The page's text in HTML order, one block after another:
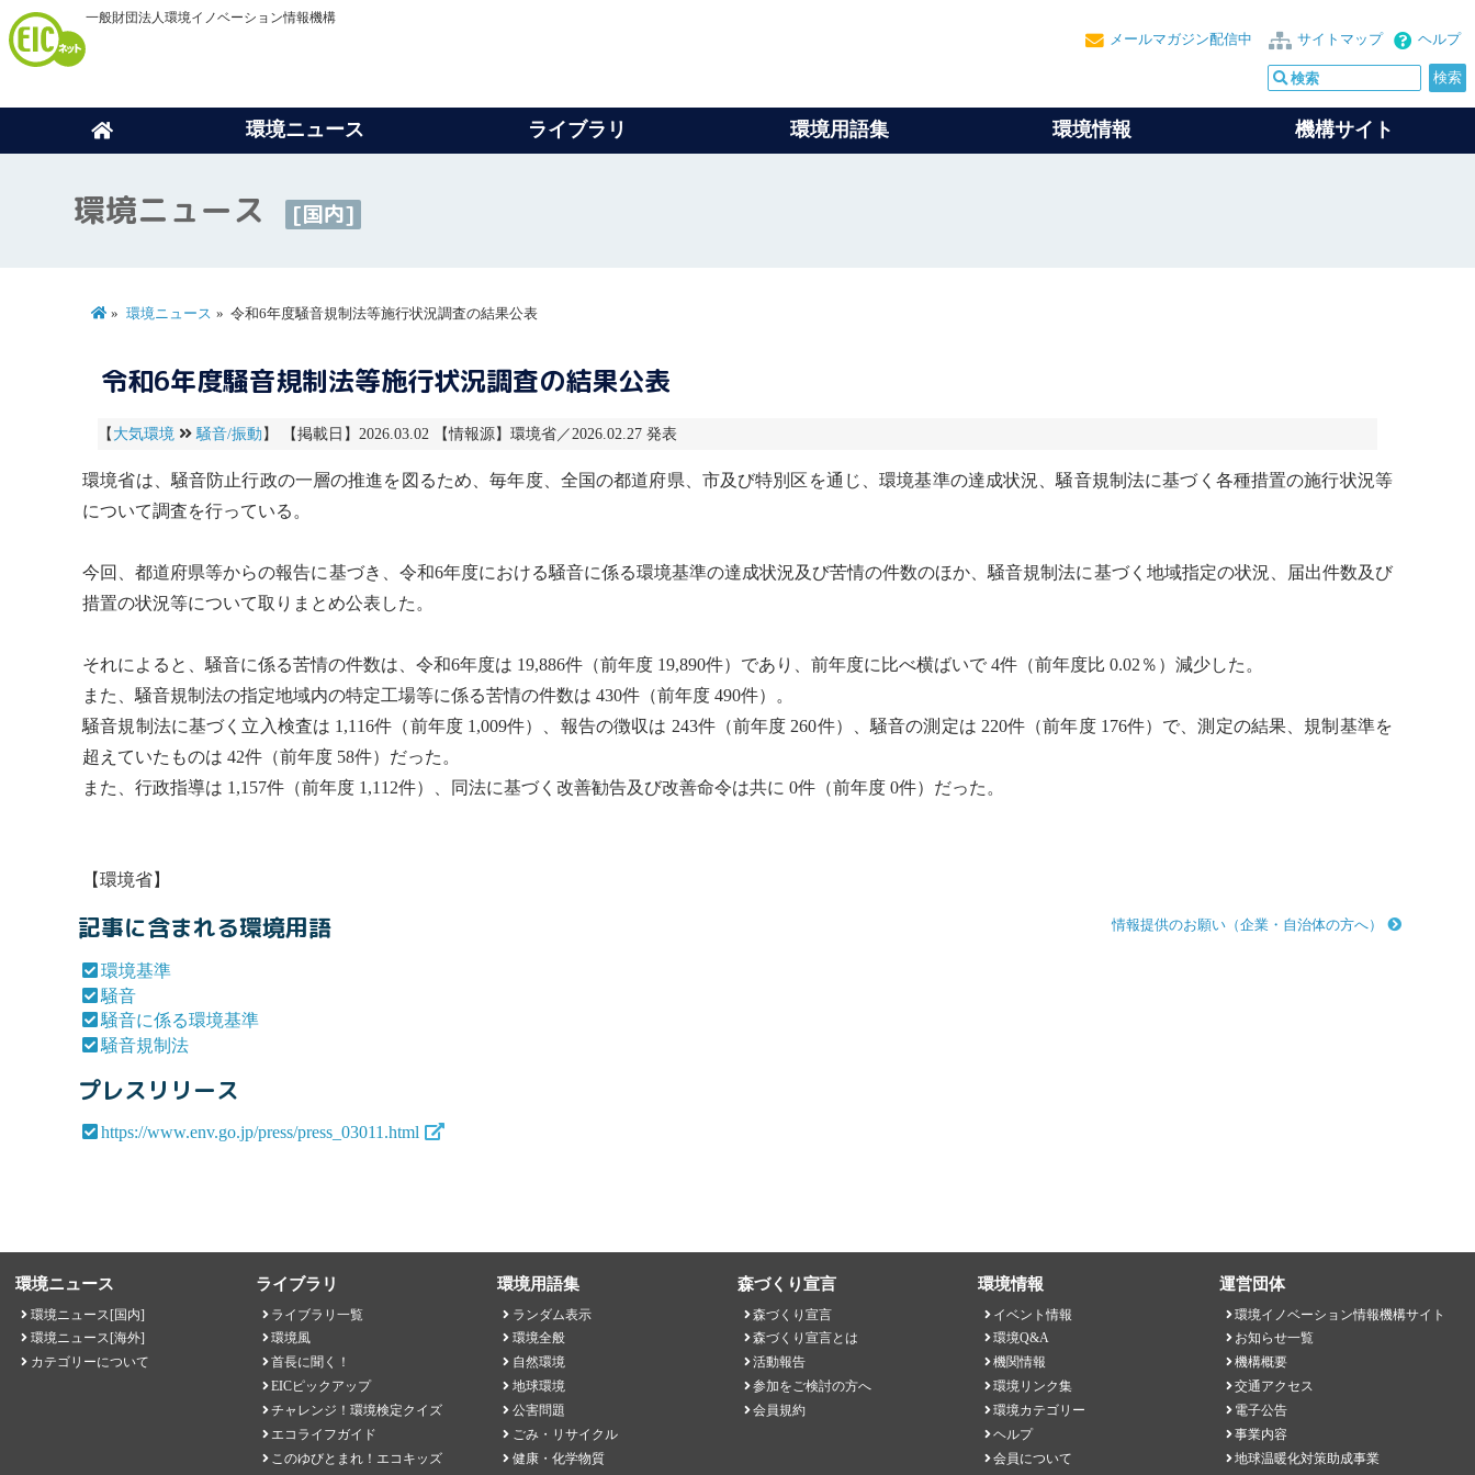
一般財団法人環境イノベーション情報機構
ヘルプ
サイトマップ
メールマガジン配信中
環境ニュース ライブラリ 環境用語集 環境情報 機構サイト
環境ニュース [国内]
環境ニュース 令和6年度騒音規制法等施行状況調査の結果公表
令和6年度騒音規制法等施行状況調査の結果公表
【 大気環境 騒音/振動 】 【掲載日】2026.03.02 【情報源】環境省／2026.02.27 発表
環境省は、 騒音防止行政の一層の推進を図るため、毎年度、全国の都道府県、市及び特別区を通じ、環境基準の達成状況、騒音規制法に基づく各種措置の施行状況等
について調査を行っている。
今回、都道府県等からの報告に基づき、令和6年度における騒音に係る環境基準の達成状況及び苦情の件数のほか、騒音規制法に基づく地域指定の状況、届出件数及び
措置の状況等について取りまとめ公表した。
それによると、騒音に係る苦情の件数は、令和6年度は 19,886件（前年度 19,890件）であり、前年度に比べ横ばいで 4件（前年度比 0.02％）減少した。
また、騒音規制法の指定地域内の特定工場等に係る苦情の件数は 430件（前年度 490件）。
騒音規制法に基づく立入検査は 1,116件（前年度 1,009件）、報告の徴収は 243件（前年度 260件）、 騒音の測定は 220件（前年度 176件）で、測定の結果、規制基準を
超えていたものは 42件（前年度 58件）だった。
また、行政指導は 1,157件（前年度 1,112件）、同法に基づく改善勧告及び改善命令は共に 0件（前年度 0件）だった。
【環境省】
情報提供のお願い（企業・自治体の方へ）
記事に含まれる環境用語
環境基準
騒音
騒音に係る環境基準
騒音規制法
プレスリリース
https://www.env.go.jp/press/press_03011.html
環境ニュース
環境ニュース[国内]
環境ニュース[海外]
カテゴリーについて
ライブラリ
ライブラリ一覧
環境風
首長に聞く！
EICピックアップ
チャレンジ！環境検定クイズ
エコライフガイド
このゆびとまれ！エコキッズ
環境用語集
ランダム表示
環境全般
自然環境
地球環境
公害問題
ごみ・リサイクル
健康・化学物質
森づくり宣言
森づくり宣言
森づくり宣言とは
活動報告
参加をご検討の方へ
会員規約
環境情報
イベント情報
環境Q&A
機関情報
環境リンク集
環境カテゴリー
ヘルプ
会員について
運営団体
環境イノベーション情報機構サイト
お知らせ一覧
機構概要
交通アクセス
電子公告
事業内容
地球温暖化対策助成事業